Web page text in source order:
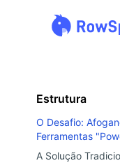
Estrutura
O Desafio:
Ferramentas
A Solução